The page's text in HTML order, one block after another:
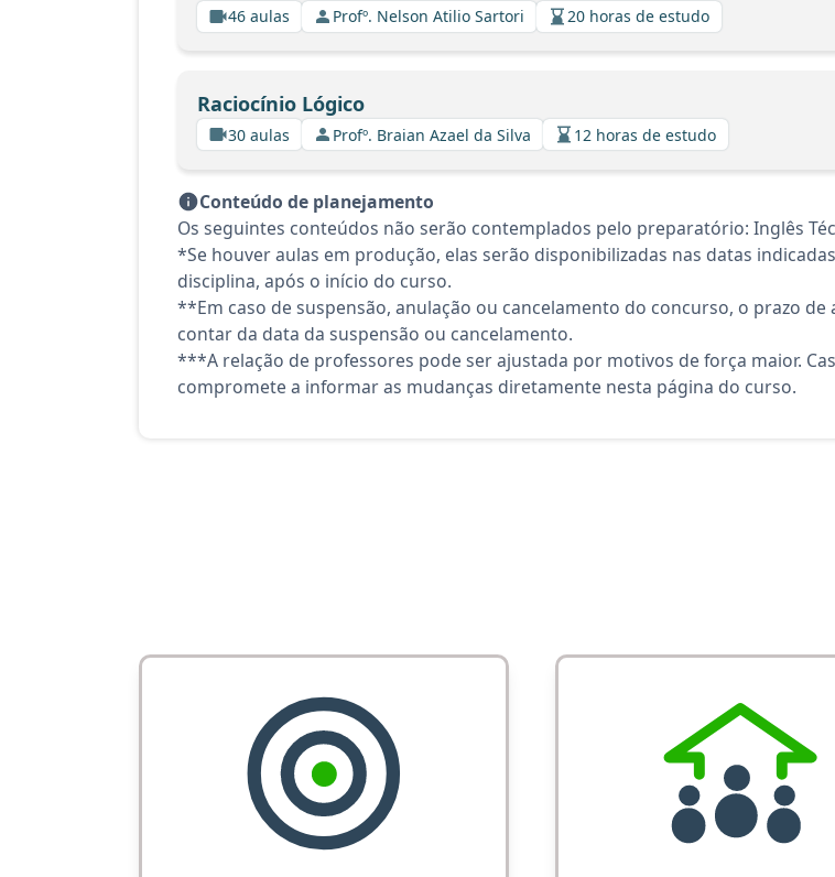
46 aulas Profº. Nelson Atilio Sartori 20 horas de estudo
Raciocínio Lógico
30 aulas Profº. Braian Azael da Silva 12 horas de estudo
Conteúdo de planejamento
Os seguintes conteúdos não serão contemplados pelo preparatório: Inglês
*Se houver aulas em produção, elas serão disponibilizadas nas datas
disciplina, após o início do curso.
**Em caso de suspensão, anulação ou cancelamento do concurso, o prazo
contar da data da suspensão ou cancelamento.
***A relação de professores pode ser ajustada por motivos de força maior.
compromete a informar as mudanças diretamente nesta página do curso.